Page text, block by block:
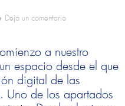
Deja un comentario
a nuestro
espacio desde el que
digital de las
Uno de los apartados